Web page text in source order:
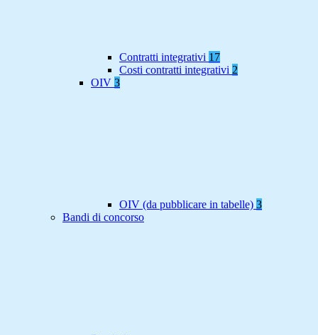
Contratti integrativi 17
Costi contratti integrativi 2
OIV 3
OIV (da pubblicare in tabelle) 3
Bandi di concorso